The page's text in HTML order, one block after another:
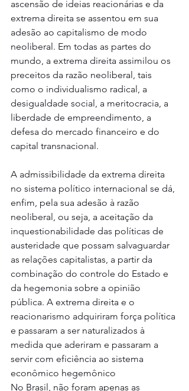
ascensão de ideias reacionárias e da
extrema direita se assentou em sua
adesão ao capitalismo de modo
neoliberal. Em todas as partes do
mundo, a extrema direita assimilou os
preceitos da razão neoliberal, tais
como o individualismo radical, a
desigualdade social, a meritocracia, a
liberdade de empreendimento, a
defesa do mercado financeiro e do
capital transnacional.
A admissibilidade da extrema direita
no sistema político internacional se dá,
enfim, pela sua adesão à razão
neoliberal, ou seja, a aceitação da
inquestionabilidade das políticas de
austeridade que possam salvaguardar
as relações capitalistas, a partir da
combinação do controle do Estado e
da hegemonia sobre a opinião
pública. A extrema direita e o
reacionarismo adquiriram força política
e passaram a ser naturalizados à
medida que aderiram e passaram a
servir com eficiência ao sistema
econômico hegemônico
No Brasil, não foram apenas as